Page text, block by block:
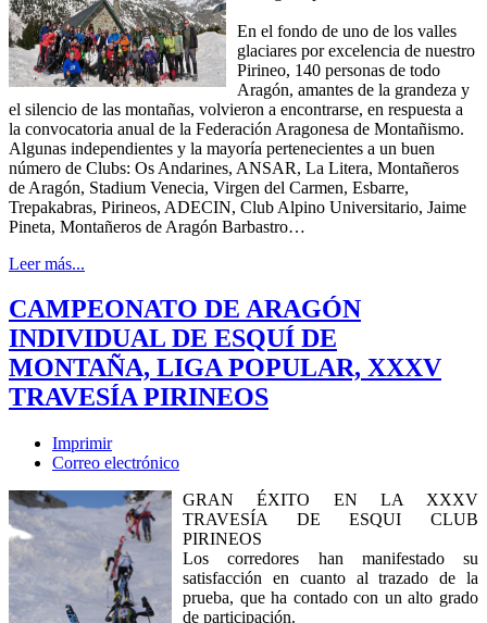
En el fondo de uno de los valles
glaciares por excelencia de nuestro
Pirineo, 140 personas de todo
Aragón, amantes de la grandeza y
el silencio de las montañas, volvieron a encontrarse, en respuesta a
la convocatoria anual de la Federación Aragonesa de Montañismo.
Algunas independientes y la mayoría pertenecientes a un buen
número de Clubs: Os Andarines, ANSAR, La Litera, Montañeros
de Aragón, Stadium Venecia, Virgen del Carmen, Esbarre,
Trepakabras, Pirineos, ADECIN, Club Alpino Universitario, Jaime
Pineta, Montañeros de Aragón Barbastro…
Leer más...
CAMPEONATO DE ARAGÓN
INDIVIDUAL DE ESQUÍ DE
MONTAÑA, LIGA POPULAR, XXXV
TRAVESÍA PIRINEOS
Imprimir
Correo electrónico
GRAN ÉXITO EN LA XXXV
TRAVESÍA DE ESQUI CLUB
PIRINEOS
Los corredores han manifestado su
satisfacción en cuanto al trazado de la
prueba, que ha contado con un alto grado
de participación.